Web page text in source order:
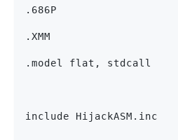
.686P
.XMM
.model flat, stdcall
include HijackASM.inc